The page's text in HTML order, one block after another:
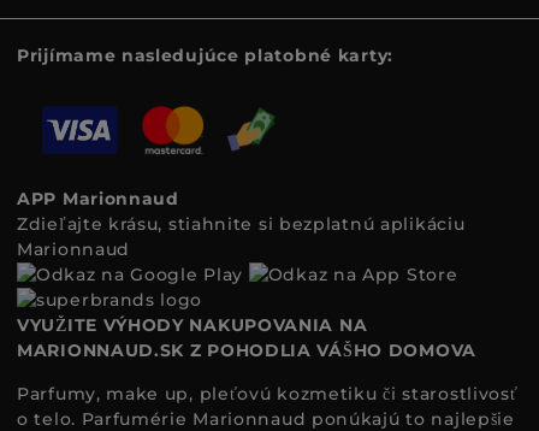
Prijímame nasledujúce platobné karty:
APP Marionnaud
Zdieľajte krásu, stiahnite si bezplatnú aplikáciu
Marionnaud
VYUŽITE VÝHODY NAKUPOVANIA NA
MARIONNAUD.SK Z POHODLIA VÁŠHO DOMOVA
Parfumy, make up, pleťovú kozmetiku či starostlivosť
o telo. Parfumérie Marionnaud ponúkajú to najlepšie